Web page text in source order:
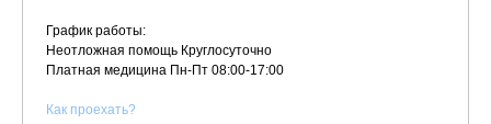
График работы:
Неотложная помощь Круглосуточно
Платная медицина Пн-Пт 08:00-17:00
Как проехать?